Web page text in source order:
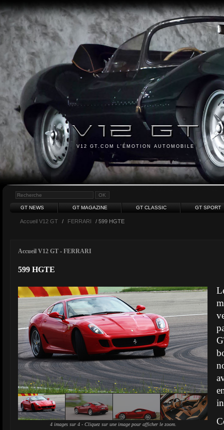
V12 GT.COM L'ÉMOTION AUTOMOBILE
GT NEWS GT MAGAZINE GT CLASSIC GT SPORT
Accueil V12 GT / FERRARI / 599 HGTE
Accueil V12 GT - FERRARI
599 HGTE
4 images sur 4 - Cliquez sur une image pour afficher le zoom.